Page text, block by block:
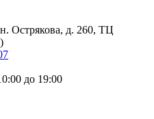
Острякова, д. 260, ТЦ
до 19:00